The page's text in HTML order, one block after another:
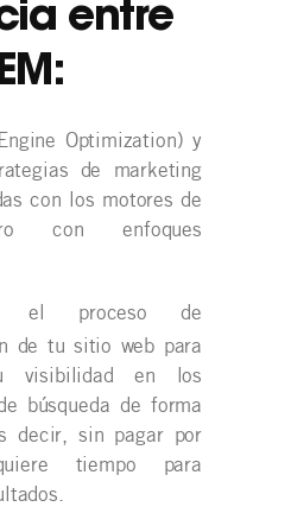
entre
Optimization) y
de marketing
con los motores de
con enfoques
el proceso de
de tu sitio web para
visibilidad en los
búsqueda de forma
decir, sin pagar por
tiempo para